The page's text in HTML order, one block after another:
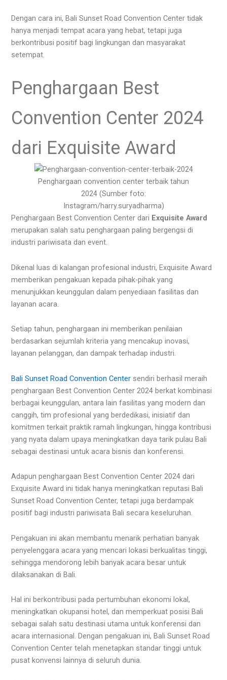
Dengan cara ini, Bali Sunset Road Convention Center tidak
hanya menjadi tempat acara yang hebat, tetapi juga
berkontribusi positif bagi lingkungan dan masyarakat
setempat.
Penghargaan Best
Convention Center 2024
dari Exquisite Award
Penghargaan convention center terbaik tahun
2024 (Sumber foto:
Instagram/harry.suryadharma)
Penghargaan Best Convention Center dari Exquisite Award
merupakan salah satu penghargaan paling bergengsi di
industri pariwisata dan event.
Dikenal luas di kalangan profesional industri, Exquisite Award
memberikan pengakuan kepada pihak-pihak yang
menunjukkan keunggulan dalam penyediaan fasilitas dan
layanan acara.
Setiap tahun, penghargaan ini memberikan penilaian
berdasarkan sejumlah kriteria yang mencakup inovasi,
layanan pelanggan, dan dampak terhadap industri.
Bali Sunset Road Convention Center sendiri berhasil meraih
penghargaan Best Convention Center 2024 berkat kombinasi
berbagai keunggulan, antara lain fasilitas yang modern dan
canggih, tim profesional yang berdedikasi, inisiatif dan
komitmen terkait praktik ramah lingkungan, hingga kontribusi
yang nyata dalam upaya meningkatkan daya tarik pulau Bali
sebagai destinasi untuk acara bisnis dan konferensi.
Adapun penghargaan Best Convention Center 2024 dari
Exquisite Award ini tidak hanya meningkatkan reputasi Bali
Sunset Road Convention Center, tetapi juga berdampak
positif bagi industri pariwisata Bali secara keseluruhan.
Pengakuan ini akan membantu menarik perhatian banyak
penyelenggara acara yang mencari lokasi berkualitas tinggi,
sehingga mendorong lebih banyak acara besar untuk
dilaksanakan di Bali.
Hal ini berkontribusi pada pertumbuhan ekonomi lokal,
meningkatkan okupansi hotel, dan memperkuat posisi Bali
sebagai salah satu destinasi utama untuk konferensi dan
acara internasional. Dengan pengakuan ini, Bali Sunset Road
Convention Center telah menetapkan standar tinggi untuk
pusat konvensi lainnya di seluruh dunia.